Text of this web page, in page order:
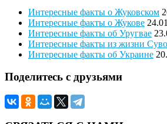
Интересные факты о Жуковском
Интересные факты о Жукове
Интересные факты об Уругвае
Интересные факты из жизни
Интересные факты об Украине
Поделитесь с друзьями